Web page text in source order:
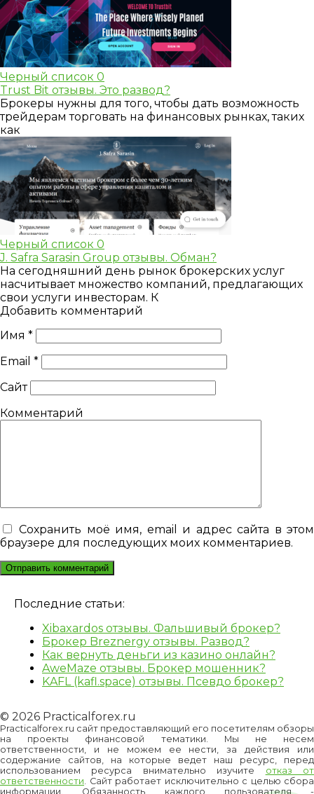
Черный список 0
Trust Bit отзывы. Это развод?
Брокеры нужны для того, чтобы дать возможность
трейдерам торговать на финансовых рынках, таких
как
Черный список 0
J. Safra Sarasin Group отзывы. Обман?
На сегодняшний день рынок брокерских услуг
насчитывает множество компаний, предлагающих
свои услуги инвесторам. К
Добавить комментарий
Имя *
Email *
Сайт
Комментарий
Сохранить моё имя, email и адрес сайта в этом
браузере для последующих моих комментариев.
Последние статьи:
Xibaxardos отзывы. Фальшивый брокер?
Брокер Breznergy отзывы. Развод?
Как вернуть деньги из казино онлайн?
AweMaze отзывы. Брокер мошенник?
KAFL (kafl.space) отзывы. Псевдо брокер?
© 2026 Practicalforex.ru
Practicalforex.ru сайт предоставляющий его посетителям обзоры
на проекты финансовой тематики. Мы не несем
ответственности, и не можем ее нести, за действия или
содержание сайтов, на которые ведет наш ресурс, перед
использованием ресурса внимательно изучите отказ от
ответственности. Сайт работает исключительно с целью сбора
информации. Обязанность каждого пользователя -